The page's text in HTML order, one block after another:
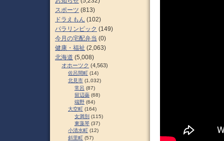
スポーツ (813)
ドラえもん (102)
パラリンピック (149)
今月の宅配弁当 (0)
健康・福祉 (2,063)
北海道 (5,008)
オホーツク (4,563)
佐呂間町 (14)
北見市 (1,032)
常呂 (87)
留辺蘂 (68)
端野 (64)
大空町 (164)
女満別 (115)
東藻琴 (37)
小清水町 (12)
斜里町 (57)